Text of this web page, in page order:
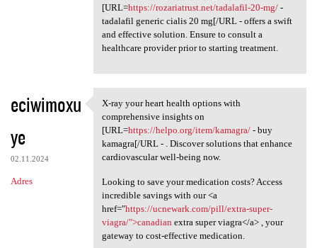
[URL=https://rozariatrust.net/tadalafil-20-mg/-
tadalafil generic cialis 20 mg[/URL - offers a swift
and effective solution. Ensure to consult a
healthcare provider prior to starting treatment.
eciwimoxu
ye
02.11.2024
Adres
X-ray your heart health
X-ray your heart health options with
comprehensive insights on
[URL=https://helpo.org/item/kamagra/- buy
kamagra[/URL - . Discover solutions that enhance
cardiovascular well-being now.
Looking to save your medication costs? Access
incredible savings with our <a
href="https://ucnewark.com/pill/extra-super-
viagra/">canadian extra super viagra</a> , your
gateway to cost-effective medication.